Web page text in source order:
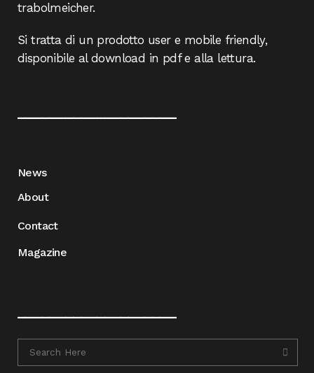
trabolmeicher.
Si tratta di un prodotto user e mobile friendly,
disponibile al download in pdf e alla lettura.
News
About
Contact
Magazine